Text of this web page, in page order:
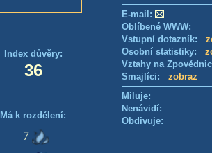
Index důvěry:
36
Má k rozdělení:
7
E-mail:
Oblíbené WWW:
Vstupní dotazník:
Osobní statistiky:
Vztahy na
Smajlíci: zobraz
Miluje:
Nenávidí:
Obdivuje: